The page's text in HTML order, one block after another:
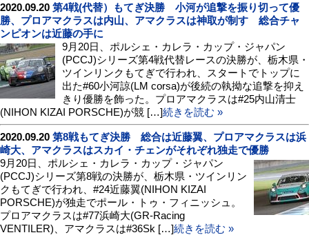
2020.09.20 第4戦(代替）もてぎ決勝 小河が追撃を振り切って優
勝、プロアマクラスは内山、アマクラスは神取が制す 総合チャ
ンピオンは近藤の手に
9月20日、ポルシェ・カレラ・カップ・ジャパン
(PCCJ)シリーズ第4戦代替レースの決勝が、栃木県・
ツインリンクもてぎで行われ、スタートでトップに
出た#60小河諒(LM corsa)が後続の執拗な追撃を抑え
きり優勝を飾った。プロアマクラスは#25内山清士
(NIHON KIZAI PORSCHE)が競 […]続きを読む »
2020.09.20 第8戦もてぎ決勝 総合は近藤翼、プロアマクラスは浜
崎大、アマクラスはスカイ・チェンがそれぞれ独走で優勝
9月20日、ポルシェ・カレラ・カップ・ジャパン
(PCCJ)シリーズ第8戦の決勝が、栃木県・ツインリン
クもてぎで行われ、#24近藤翼(NIHON KIZAI
PORSCHE)が独走でポール・トゥ・フィニッシュ。
プロアマクラスは#77浜崎大(GR-Racing
VENTILER)、アマクラスは#36Sk […]続きを読む »